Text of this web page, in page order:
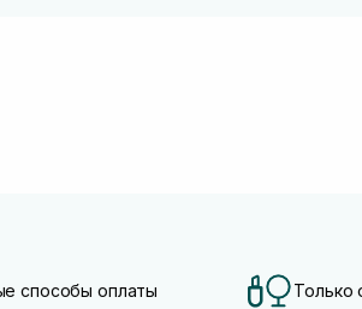
способы оплаты Только